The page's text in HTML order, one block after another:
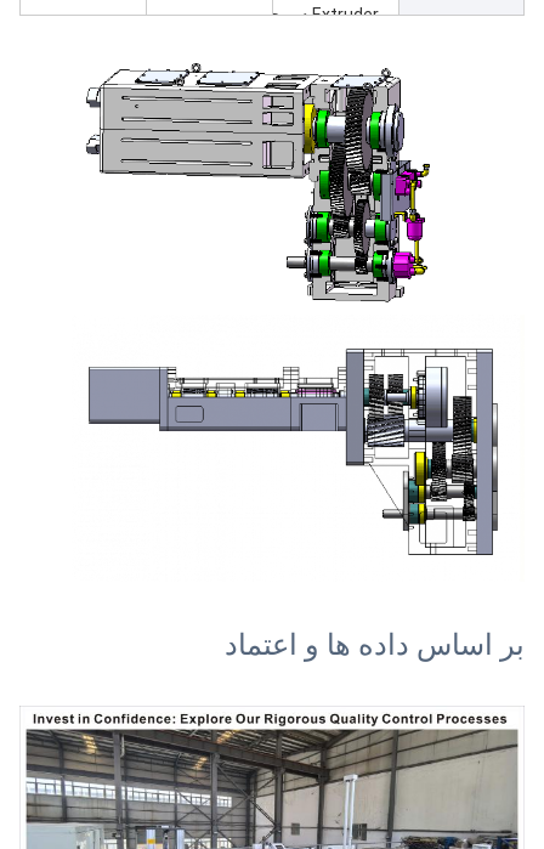
Extruder دو پیچ
بر اساس داده ها و اعتماد